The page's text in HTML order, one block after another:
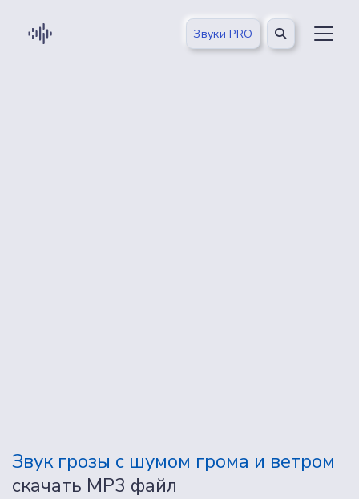
Звуки PRO
Звук грозы с шумом грома и ветром
скачать MP3 файл